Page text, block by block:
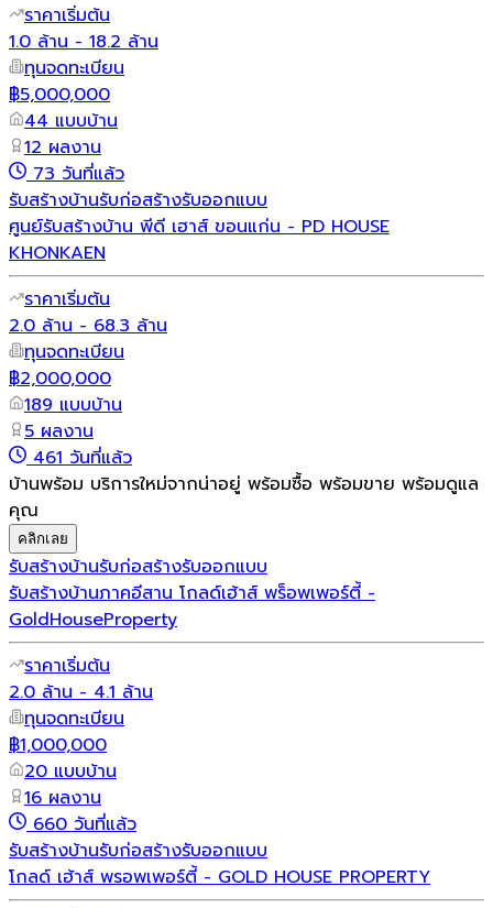
ราคาเริ่มต้น
1.0 ล้าน - 18.2 ล้าน
ทุนจดทะเบียน
฿5,000,000
44 แบบบ้าน
12 ผลงาน
73 วันที่แล้ว
รับสร้างบ้านรับก่อสร้างรับออกแบบ
ศูนย์รับสร้างบ้าน พีดี เฮาส์ ขอนแก่น - PD HOUSE
KHONKAEN
ราคาเริ่มต้น
2.0 ล้าน - 68.3 ล้าน
ทุนจดทะเบียน
฿2,000,000
189 แบบบ้าน
5 ผลงาน
461 วันที่แล้ว
บ้านพร้อม บริการใหม่จากน่าอยู่ พร้อมซื้อ พร้อมขาย พร้อมดูแล
คุณ
คลิกเลย
รับสร้างบ้านรับก่อสร้างรับออกแบบ
รับสร้างบ้านภาคอีสาน โกลด์เฮ้าส์ พร็อพเพอร์ตี้ -
GoldHouseProperty
ราคาเริ่มต้น
2.0 ล้าน - 4.1 ล้าน
ทุนจดทะเบียน
฿1,000,000
20 แบบบ้าน
16 ผลงาน
660 วันที่แล้ว
รับสร้างบ้านรับก่อสร้างรับออกแบบ
โกลด์ เฮ้าส์ พรอพเพอร์ตี้ - GOLD HOUSE PROPERTY